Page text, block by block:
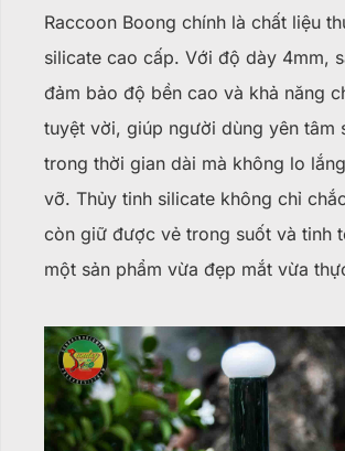
Raccoon Boong chính là chất liệu
silicate cao cấp. Với độ dày 4mm,
đảm bảo độ bền cao và khả năng
tuyệt vời, giúp người dùng yên tâm
trong thời gian dài mà không lo
vỡ. Thủy tinh silicate không chỉ
còn giữ được vẻ trong suốt và tinh
một sản phẩm vừa đẹp mắt vừa